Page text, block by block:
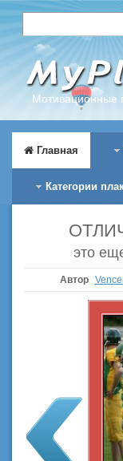
Мотивационные
Главная
Категории
это
Автор